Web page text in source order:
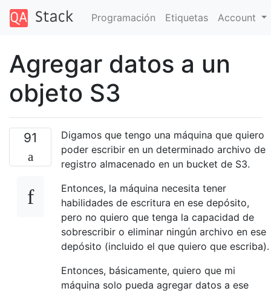
Programación Etiquetas Account
Agregar datos a un
objeto S3
91
Digamos que tengo una máquina que quiero
poder escribir en un determinado archivo de
registro almacenado en un bucket de S3.
Entonces, la máquina necesita tener
habilidades de escritura en ese depósito,
pero no quiero que tenga la capacidad de
sobrescribir o eliminar ningún archivo en ese
depósito (incluido el que quiero que escriba).
Entonces, básicamente, quiero que mi
máquina solo pueda agregar datos a ese